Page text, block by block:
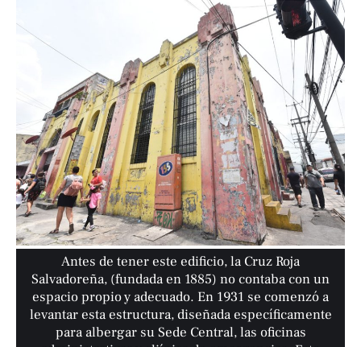
Antes de tener este edificio, la Cruz Roja
Salvadoreña, (fundada en 1885) no contaba con un
espacio propio y adecuado. En 1931 se comenzó a
levantar esta estructura, diseñada específicamente
para albergar su Sede Central, las oficinas